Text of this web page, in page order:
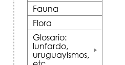
Fauna
Flora
Glosario:
lunfardo,
uruguayismos,